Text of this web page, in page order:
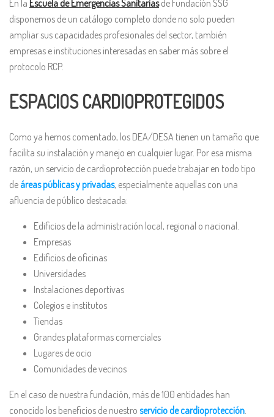
En la Escuela de Emergencias Sanitariasde Fundación SSG
disponemos de un catálogo completo donde no solo pueden
ampliar sus capacidades profesionales del sector, también
empresas e instituciones interesadas en saber más sobre el
protocolo RCP.
ESPACIOS CARDIOPROTEGIDOS
Como ya hemos comentado, los DEA/DESA tienen un tamaño que
facilita su instalación y manejo en cualquier lugar. Por esa misma
razón, un servicio de cardioprotección puede trabajar en todo tipo
de áreas públicas y privadas, especialmente aquellas con una
afluencia de público destacada:
Edificios de la administración local, regional o nacional.
Empresas
Edificios de oficinas
Universidades
Instalaciones deportivas
Colegios e institutos
Tiendas
Grandes plataformas comerciales
Lugares de ocio
Comunidades de vecinos
En el caso de nuestra fundación, más de 100 entidades han
conocido los beneficios de nuestro servicio de cardioprotección